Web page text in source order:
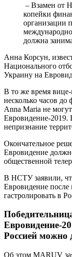
– Взамен от
копейки
организации
должна
Анна Корсун,
Национального
Украину на
В то же время
несколько часов
Anna Maria не
Евровидение-2019.
непризнание
Окончательное
Евровидение
общественной
В НСТУ заявили,
Евровидение после
гастролировать в
Евровидение-
Россией можно
Об этом MARUV